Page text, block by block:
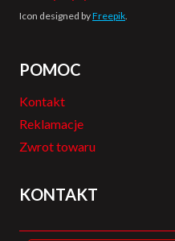
Icon designed byFreepik.
POMOC
Kontakt
Reklamacje
Zwrot towaru
KONTAKT